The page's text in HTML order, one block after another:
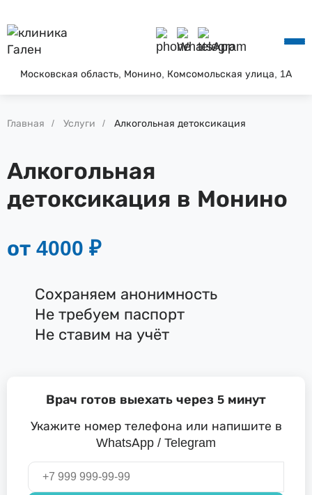
Московская область, Монино, Комсомольская улица, 1А
О КЛИНИКЕ
УСЛУГИ
КОНТАКТЫ
Главная Услуги Алкогольная детоксикация
Алкогольная
детоксикация в Монино
от 4000 ₽
Сохраняем анонимность
Не требуем паспорт
Не ставим на учёт
Врач готов выехать через 5 минут
Укажите номер телефона или напишите в
WhatsApp / Telegram